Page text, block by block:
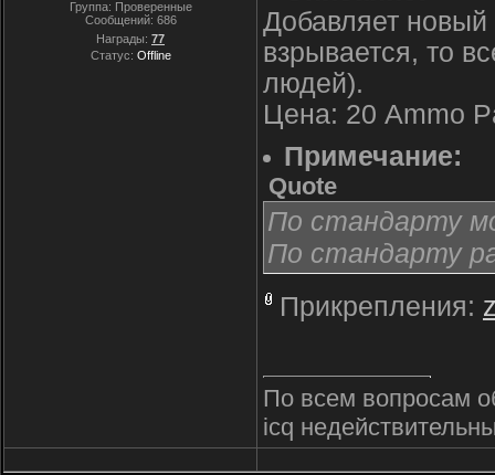
Группа: Проверенные
Сообщений: 686
Награды: 77
Статус: Offline
Добавляет новый
взрывается, то
людей).
Цена: 20 Ammo
Примечание:
Quote
По стандарту
По стандарту
Прикрепления:
По всем вопросам
icq